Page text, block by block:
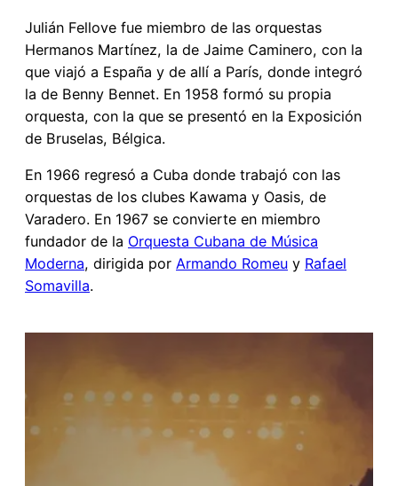
Julián Fellove fue miembro de las orquestas
Hermanos Martínez, la de Jaime Caminero, con la
que viajó a España y de allí a París, donde integró
la de Benny Bennet. En 1958 formó su propia
orquesta, con la que se presentó en la Exposición
de Bruselas, Bélgica.
En 1966 regresó a Cuba donde trabajó con las
orquestas de los clubes Kawama y Oasis, de
Varadero. En 1967 se convierte en miembro
fundador de la Orquesta Cubana de Música
Moderna, dirigida por Armando Romeu y Rafael
Somavilla.